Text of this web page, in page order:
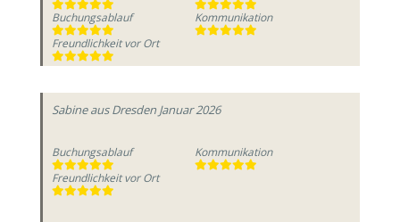
Buchungsablauf
Kommunikation
Freundlichkeit vor Ort
Sabineaus Dresden Januar 2026
Buchungsablauf
Kommunikation
Freundlichkeit vor Ort